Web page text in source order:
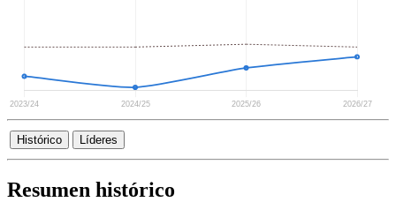
Histórico Líderes
Resumen histórico